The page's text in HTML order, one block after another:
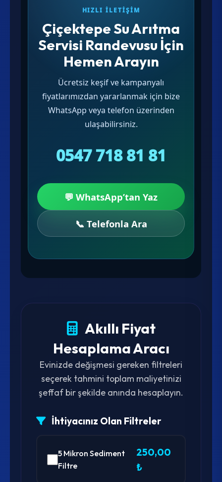
HIZLI İLETIŞIM
Çiçektepe Su Arıtma
Servisi Randevusu İçin
Hemen Arayın
Ücretsiz keşif ve kampanyalı
fiyatlarımızdan yararlanmak için bize
WhatsApp veya telefon üzerinden
ulaşabilirsiniz.
0547 718 81 81
💬 WhatsApp’tan Yaz
📞 Telefonla Ara
Akıllı Fiyat
Hesaplama Aracı
Evinizde değişmesi gereken filtreleri
seçerek tahmini toplam maliyetinizi
şeffaf bir şekilde anında hesaplayın.
İhtiyacınız Olan Filtreler
5 Mikron Sediment
Filtre
250,00
₺